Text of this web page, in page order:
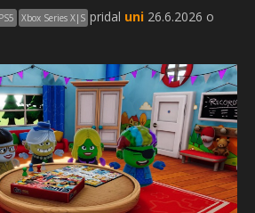
PS5 Xbox Series X|S pridal uni 26.6.2026 o